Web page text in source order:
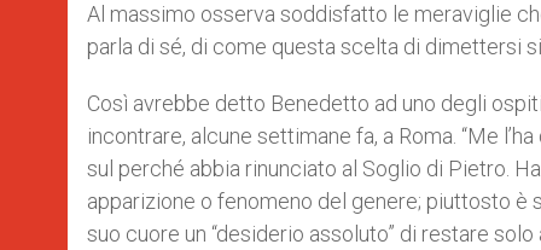
Al massimo osserva soddisfatto le meraviglie
parla di sé, di come questa scelta di dimettersi
Così avrebbe detto Benedetto ad uno degli
incontrare, alcune settimane fa, a Roma. “Me
sul perché abbia rinunciato al Soglio di Pietro.
apparizione o fenomeno del genere; piuttosto è
suo cuore un “desiderio assoluto” di restare